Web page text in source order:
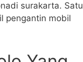
surakarta. Satu
pengantin mobil